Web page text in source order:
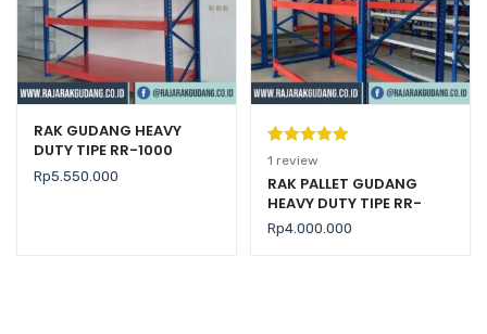
RAK GUDANG HEAVY
DUTY TIPE RR-1000
Rp5.550.000
Peringkat
5.00dari 5
berdasarka
n
1
penilaian
1 review
RAK PALLET GUDANG
HEAVY DUTY TIPE RR-
2000 KAPASITAS 2 TON /
LEVEL
Rp4.000.000